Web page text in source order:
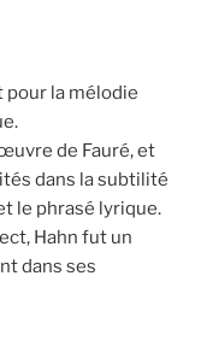
pour la mélodie
de Fauré, et
dans la subtilité
le phrasé lyrique.
Hahn fut un
dans ses